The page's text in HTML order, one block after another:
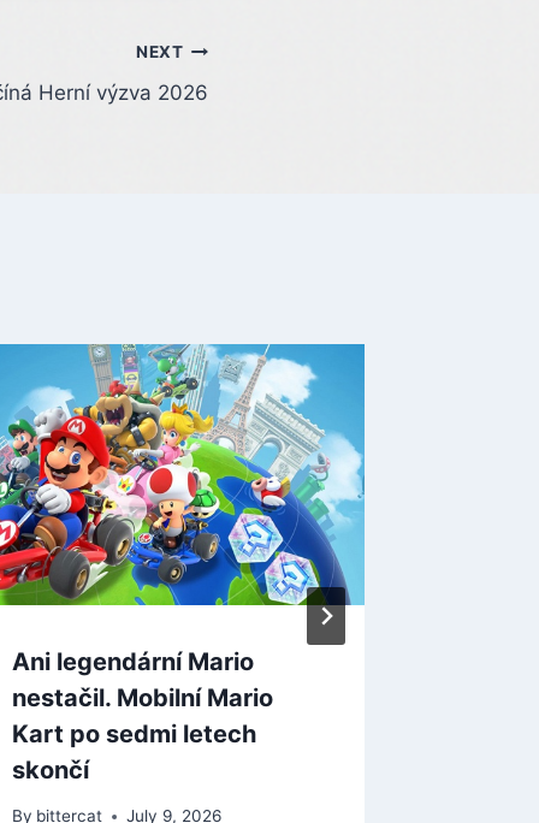
NEXT
Herní výzva 2026
Ani legendární Mario
nestačil. Mobilní Mario
Kart po sedmi letech
skončí
By bittercat July 9, 2026